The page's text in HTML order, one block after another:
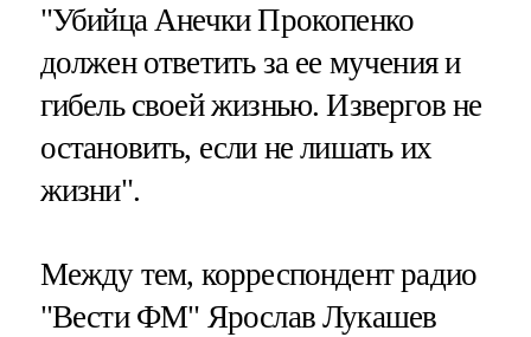
"Убийца Анечки Прокопенко
должен ответить за ее мучения и
гибель своей жизнью. Извергов не
остановить, если не лишать их
жизни".
Между тем, корреспондент радио
"Вести ФМ" Ярослав Лукашев